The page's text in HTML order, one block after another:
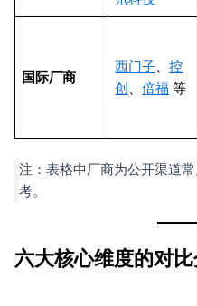
国际厂商
西门子、控
创 、倍福 等
注：表格中厂商为公开渠道
考。
六大核心维度的对